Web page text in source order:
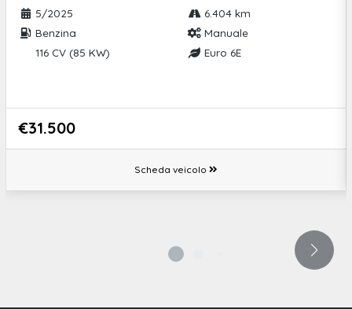
5/2025
6.404 km
Benzina
Manuale
116 CV (85 KW)
Euro 6E
€31.500
Scheda veicolo